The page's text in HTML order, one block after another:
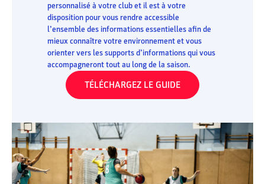
personnalisé à votre club et il est à votre
disposition pour vous rendre accessible
l’ensemble des informations essentielles afin de
mieux connaître votre environnement et vous
orienter vers les supports d’informations qui vous
accompagneront tout au long de la saison.
TÉLÉCHARGEZ LE GUIDE